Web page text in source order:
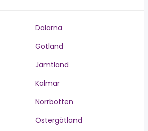
Dalarna
Gotland
Jämtland
Kalmar
Norrbotten
Östergötland